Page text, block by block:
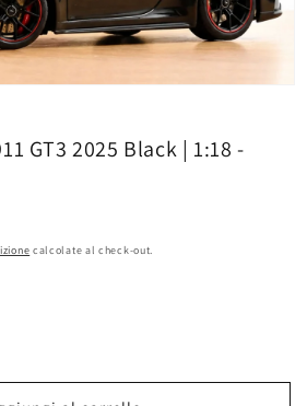
GT3 2025 Black | 1:18 -
calcolate al check-out.